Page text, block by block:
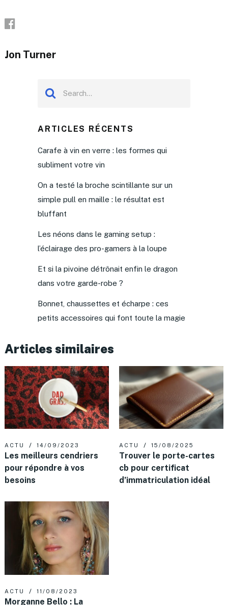
Jon Turner
ARTICLES RÉCENTS
Carafe à vin en verre : les formes qui
subliment votre vin
On a testé la broche scintillante sur un
simple pull en maille : le résultat est
bluffant
Les néons dans le gaming setup :
l’éclairage des pro-gamers à la loupe
Et si la pivoine détrônait enfin le dragon
dans votre garde-robe ?
Bonnet, chaussettes et écharpe : ces
petits accessoires qui font toute la magie
Articles similaires
ACTU 14/09/2023
Les meilleurs cendriers
pour répondre à vos
besoins
ACTU 15/08/2025
Trouver le porte-cartes
cb pour certificat
d’immatriculation idéal
ACTU 11/08/2023
Morganne Bello : La